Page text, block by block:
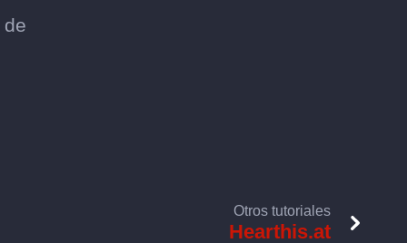
Otros tutoriales
Hearthis.at